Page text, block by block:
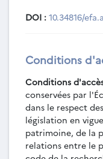
DOI : 10.34816/
Conditions
Conditions
conservées par
dans le respect
législation en
patrimoine, de la
relations entre le